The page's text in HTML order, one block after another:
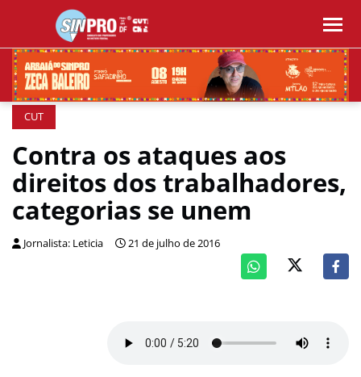
CUT
Contra os ataques aos
direitos dos trabalhadores,
categorias se unem
Jornalista: Leticia 21 de julho de 2016